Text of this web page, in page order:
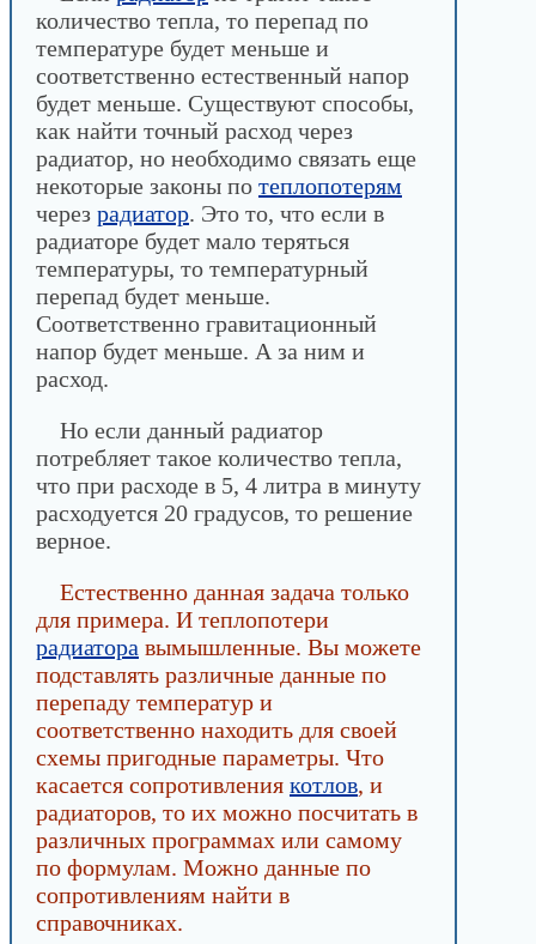
количество тепла, то перепад по
температуре будет меньше и
соответственно естественный напор
будет меньше. Существуют способы,
как найти точный расход через
радиатор, но необходимо связать еще
некоторые законы по теплопотерям
через радиатор. Это то, что если в
радиаторе будет мало теряться
температуры, то температурный
перепад будет меньше.
Соответственно гравитационный
напор будет меньше. А за ним и
расход.
Но если данный радиатор
потребляет такое количество тепла,
что при расходе в 5, 4 литра в минуту
расходуется 20 градусов, то решение
верное.
Естественно данная задача только
для примера. И теплопотери
радиатора вымышленные. Вы можете
подставлять различные данные по
перепаду температур и
соответственно находить для своей
схемы пригодные параметры. Что
касается сопротивления котлов, и
радиаторов, то их можно посчитать в
различных программах или самому
по формулам. Можно данные по
сопротивлениям найти в
справочниках.